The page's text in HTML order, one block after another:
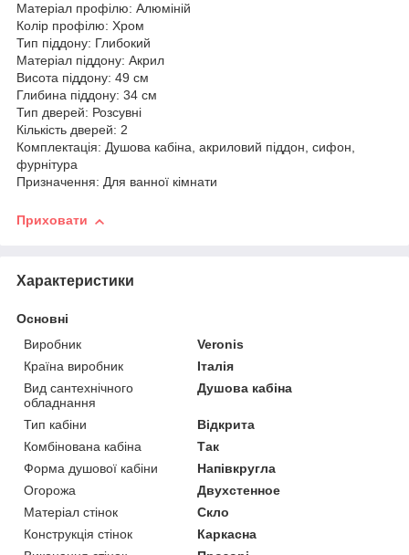
Матеріал профілю: Алюміній
Колір профілю: Хром
Тип піддону: Глибокий
Матеріал піддону: Акрил
Висота піддону: 49 см
Глибина піддону: 34 см
Тип дверей: Розсувні
Кількість дверей: 2
Комплектація: Душова кабіна, акриловий піддон, сифон,
фурнітура
Призначення: Для ванної кімнати
Приховати
Характеристики
Основні
Виробник
Veronis
Країна виробник
Італія
Вид сантехнічного
обладнання
Душова кабіна
Тип кабіни
Відкрита
Комбінована кабіна
Так
Форма душової кабіни
Напівкругла
Огорожа
Двухстенное
Матеріал стінок
Скло
Конструкція стінок
Каркасна